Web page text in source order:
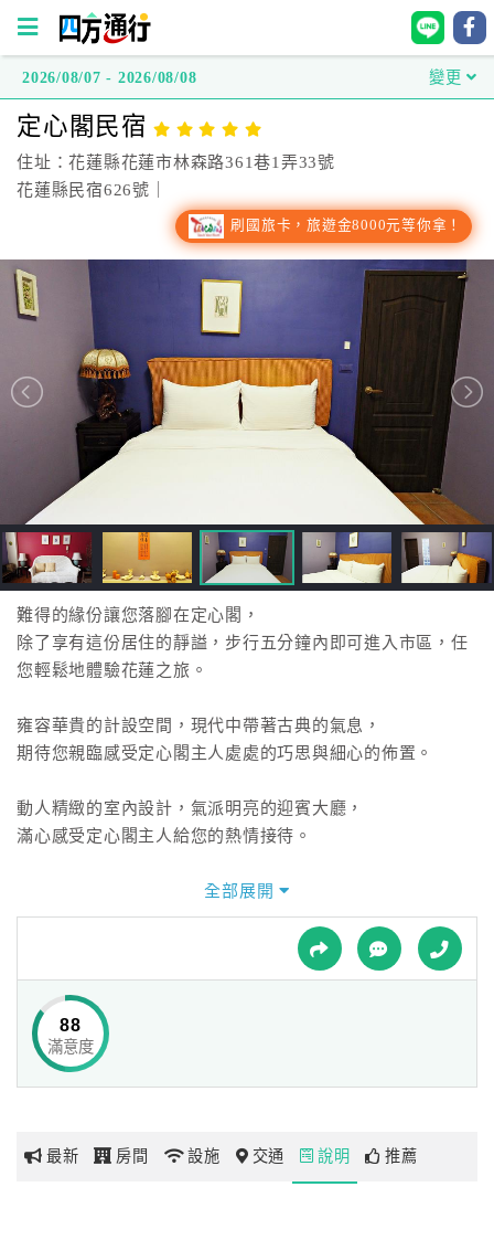
方
通
行
台
房
跟
飯
店
訂
房
HOT
特
色
宿
球
網
玩
2026/08/07 - 2026/08/08 變更
定心閣民宿
住址：花蓮縣花蓮市林森路361巷1弄33號
花蓮縣民宿626號｜
刷國旅卡，旅遊金8000元等你拿！
難得的緣份讓您落腳在定心閣，
除了享有這份居住的靜謚，步行五分鐘內即可進入市區，任
您輕鬆地體驗花蓮之旅。
雍容華貴的計設空間，現代中帶著古典的氣息，
期待您親臨感受定心閣主人處處的巧思與細心的佈置。
動人精緻的室內設計，氣派明亮的迎賓大廳，
滿心感受定心閣主人給您的熱情接待。
定心閣主人為您精心準備一切，讓您好好的紓緩旅遊行程後
全部展開
88
滿意度
最新 房間 設施 交通 說明 推薦